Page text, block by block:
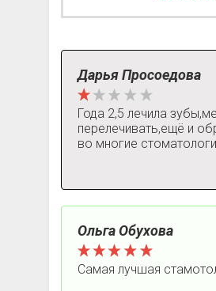
Дарья Просоедова
Года 2,5 лечила
перелечивать,ещё и
во многие
Ольга Обухова
Самая лучшая